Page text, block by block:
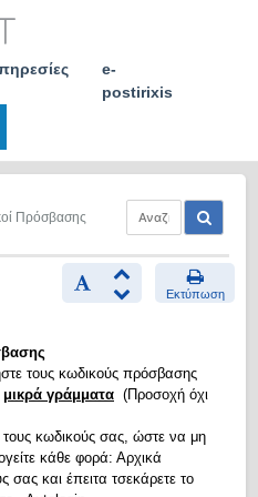
e-
postirixis
Πρόσβασης
Εκτύπωση
τους κωδικούς πρόσβασης
μικρά γράμματα (Προσοχή όχι
κωδικούς σας, ώστε να μη
κάθε φορά: Αρχικά
σας και έπειτα τσεκάρετε το